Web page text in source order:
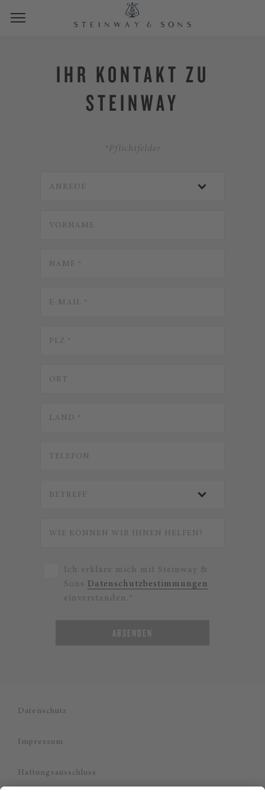
IHR KONTAKT ZU
STEINWAY
*Pflichtfelder
Ich erkläre mich mit Steinway &
Sons Datenschutzbestimmungen
einverstanden.*
ABSENDEN
Datenschutz
Impressum
Haftungsausschluss